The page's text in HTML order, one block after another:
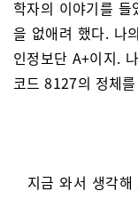
학자의 이야기를
을 없애려 했다. 나
인정보단 A+이지.
코드 8127의 정체
지금 와서 생각